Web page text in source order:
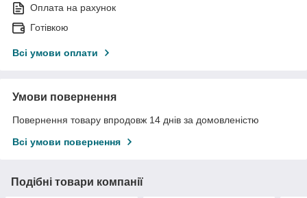
Оплата на рахунок
Готівкою
Всі умови оплати
Умови повернення
Повернення товару впродовж 14 днів за домовленістю
Всі умови повернення
Подібні товари компанії